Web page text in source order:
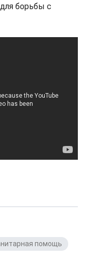
борьбы с
помощь